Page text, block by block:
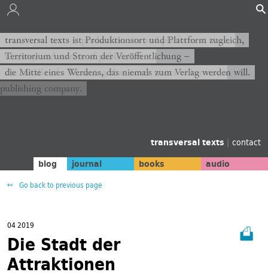
transversal texts is production site and platform at once,
territory and stream of publication −
the middle of a becoming that never wants to become a
publishing company.
transversal texts ist Produktionsort und Plattform zugleich,
Territorium und Strom der Veröffentlichung −
die Mitte eines Werdens, das niemals zum Verlag werden will.
transversal texts | contact
blog journal books audio
Go back to previous page
04 2019
Die Stadt der
Attraktionen